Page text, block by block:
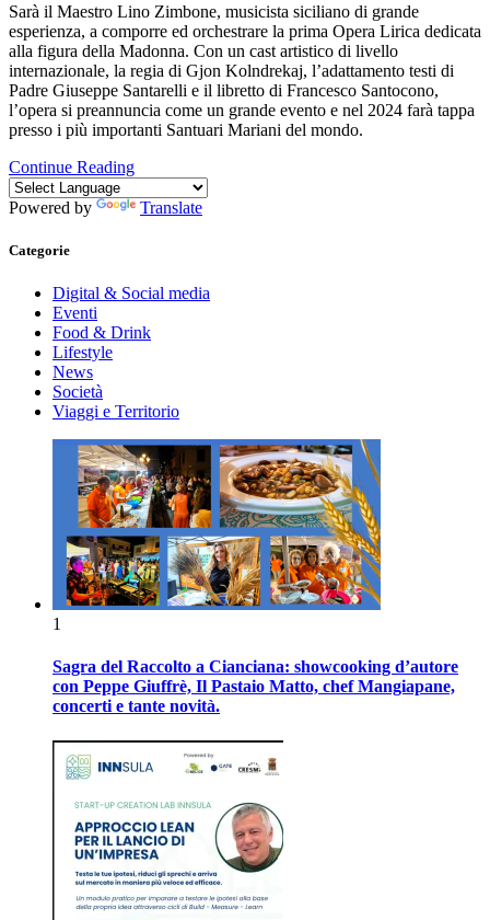
Sarà il Maestro Lino Zimbone, musicista siciliano di grande
esperienza, a comporre ed orchestrare la prima Opera Lirica dedicata
alla figura della Madonna. Con un cast artistico di livello
internazionale, la regia di Gjon Kolndrekaj, l’adattamento testi di
Padre Giuseppe Santarelli e il libretto di Francesco Santocono,
l’opera si preannuncia come un grande evento e nel 2024 farà tappa
presso i più importanti Santuari Mariani del mondo.
Continue Reading
Powered by Translate
Categorie
Digital & Social media
Eventi
Food & Drink
Lifestyle
News
Società
Viaggi e Territorio
1
Sagra del Raccolto a Cianciana: showcooking d’autore
con Peppe Giuffrè, Il Pastaio Matto, chef Mangiapane,
concerti e tante novità.